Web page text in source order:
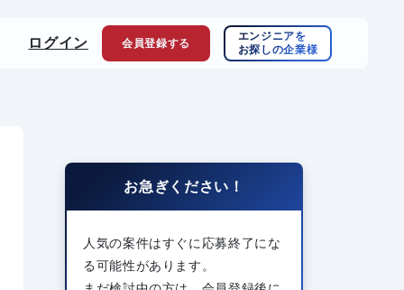
ログイン 会員登録する
エンジニアを
お探しの企業様
お急ぎください！
人気の案件はすぐに応募終了にな
る可能性があります。